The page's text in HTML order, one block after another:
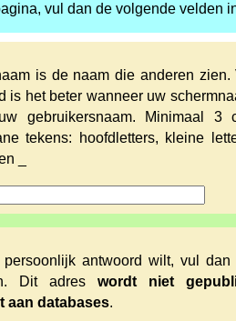
vul dan de volgende velden
is de naam die anderen zien.
is het beter wanneer uw
gebruikersnaam. Minimaal 3
tekens: hoofdletters, kleine
_
persoonlijk antwoord wilt, vul
Dit adres wordt niet
aan databases.